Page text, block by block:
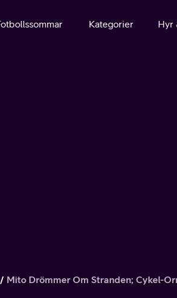
Kategorier Hyr
Mito Drömmer Om Stranden; Cykel-